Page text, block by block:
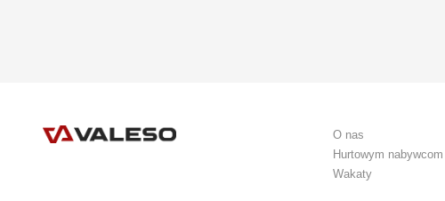
O nas
Hurtowym nabywcom
Wakaty